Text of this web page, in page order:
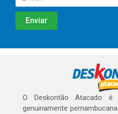
O Deskontão Atacado é
genuinamente